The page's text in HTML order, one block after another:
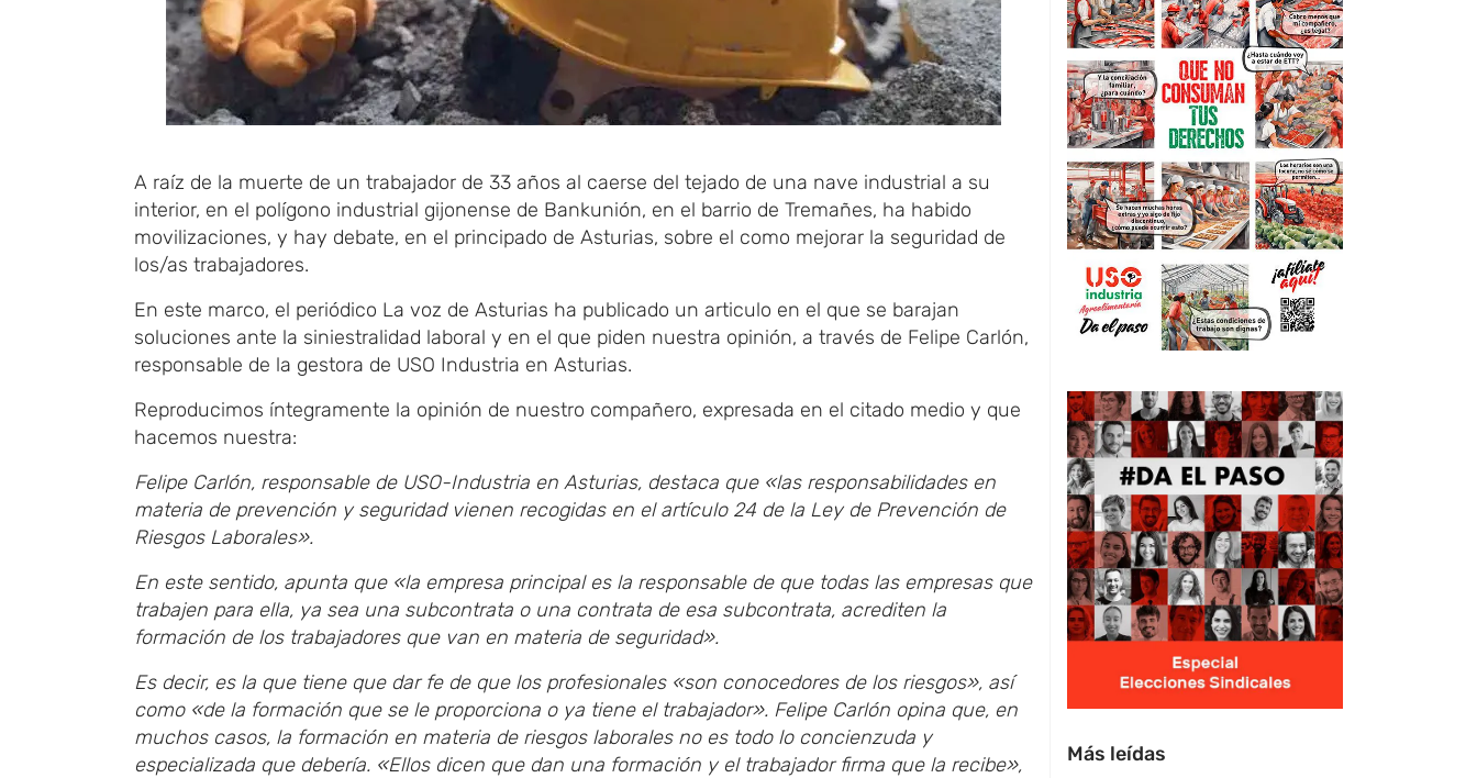
A raíz de la muerte de un trabajador de 33 años al caerse del tejado de una nave industrial a su
interior, en el polígono industrial gijonense de Bankunión, en el barrio de Tremañes, ha habido
movilizaciones, y hay debate, en el principado de Asturias, sobre el como mejorar la seguridad de
los/as trabajadores.
En este marco, el periódico La voz de Asturias ha publicado un articulo en el que se barajan
soluciones ante la siniestralidad laboral y en el que piden nuestra opinión, a través de Felipe Carlón,
responsable de la gestora de USO Industria en Asturias.
Reproducimos íntegramente la opinión de nuestro compañero, expresada en el citado medio y que
hacemos nuestra:
Felipe Carlón, responsable de USO-Industria en Asturias, destaca que «las responsabilidades en
materia de prevención y seguridad vienen recogidas en el artículo 24 de la Ley de Prevención de
Riesgos Laborales».
En este sentido, apunta que «la empresa principal es la responsable de que todas las empresas que
trabajen para ella, ya sea una subcontrata o una contrata de esa subcontrata, acrediten la
formación de los trabajadores que van en materia de seguridad».
Es decir, es la que tiene que dar fe de que los profesionales «son conocedores de los riesgos», así
como «de la formación que se le proporciona o ya tiene el trabajador». Felipe Carlón opina que, en
muchos casos, la formación en materia de riesgos laborales no es todo lo concienzuda y
especializada que debería. «Ellos dicen que dan una formación y el trabajador firma que la recibe»,
Más leídas